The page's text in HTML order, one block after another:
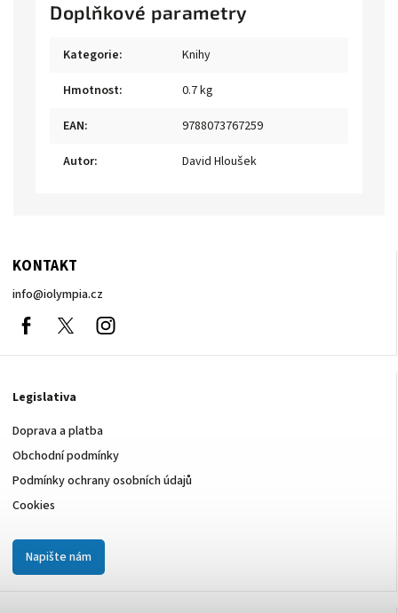
Doplňkové parametry
Kategorie:
Knihy
Hmotnost:
0.7 kg
EAN:
9788073767259
Autor: David Hloušek
KONTAKT
info@iolympia.cz
Facebook nolympia61611
Legislativa
Doprava a platba
Obchodní podmínky
Podmínky ochrany osobních údajů
Cookies
Napište nám